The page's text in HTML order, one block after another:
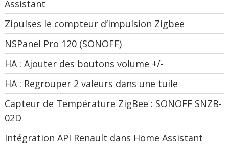
Assistant
Zipulses le compteur d’impulsion Zigbee
NSPanel Pro 120 (SONOFF)
HA : Ajouter des boutons volume +/-
HA : Regrouper 2 valeurs dans une tuile
Capteur de Température ZigBee : SONOFF SNZB-
02D
Intégration API Renault dans Home Assistant